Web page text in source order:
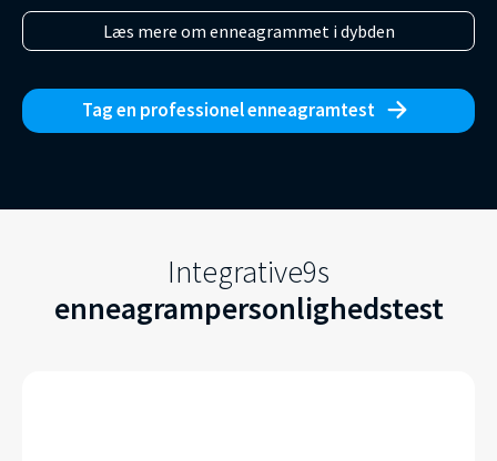
Læs mere om enneagrammet i dybden
Tag en professionel enneagramtest
Integrative9s
enneagrampersonlighedstest